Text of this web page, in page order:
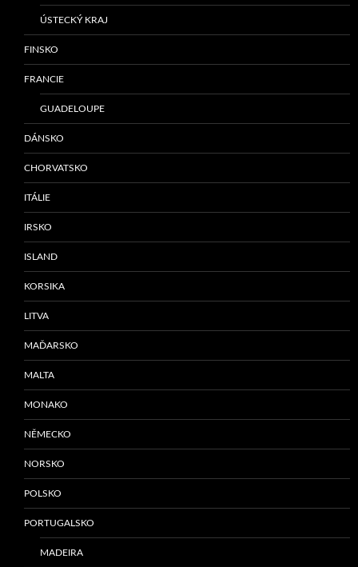
ÚSTECKÝ KRAJ
FINSKO
FRANCIE
GUADELOUPE
DÁNSKO
CHORVATSKO
ITÁLIE
IRSKO
ISLAND
KORSIKA
LITVA
MAĎARSKO
MALTA
MONAKO
NĚMECKO
NORSKO
POLSKO
PORTUGALSKO
MADEIRA